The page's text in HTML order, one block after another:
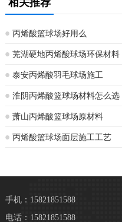
丙烯酸篮球场好用么
芜湖硬地丙烯酸球场环保材料
泰安丙烯酸羽毛球场施工
淮阴丙烯酸篮球场材料怎么选
萧山丙烯酸篮球场原材料
丙烯酸篮球场面层施工工艺
手机：15821851588
电话：15821851588